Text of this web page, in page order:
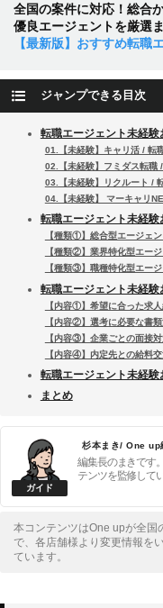
全国の案件に対応！総合
優良エージェントを厳選
【最新版】おすすめ転職
ジャンプできる目次
転職エージェント未経験
01.【未経験】キャリ活 / 転
02.【未経験】フミダス転職
03.【未経験】リクルート /
04.【未経験】 マーキャリ
転職エージェント未経
【種類①】総合型エージェン
【種類②】業界特化型エージ
【種類③】職種特化型エージ
転職エージェント未経
【内容①】希望に合った求
【内容②】選考に必要な書類
【内容③】企業ごとの面接
【内容④】内定先との給料
転職エージェント未経験
まとめ
杉本まき/ One up
編集長のまきです
テンツを監修して
本コンテンツはOne upが全国
で、各店舗様より変更情報を
ています。